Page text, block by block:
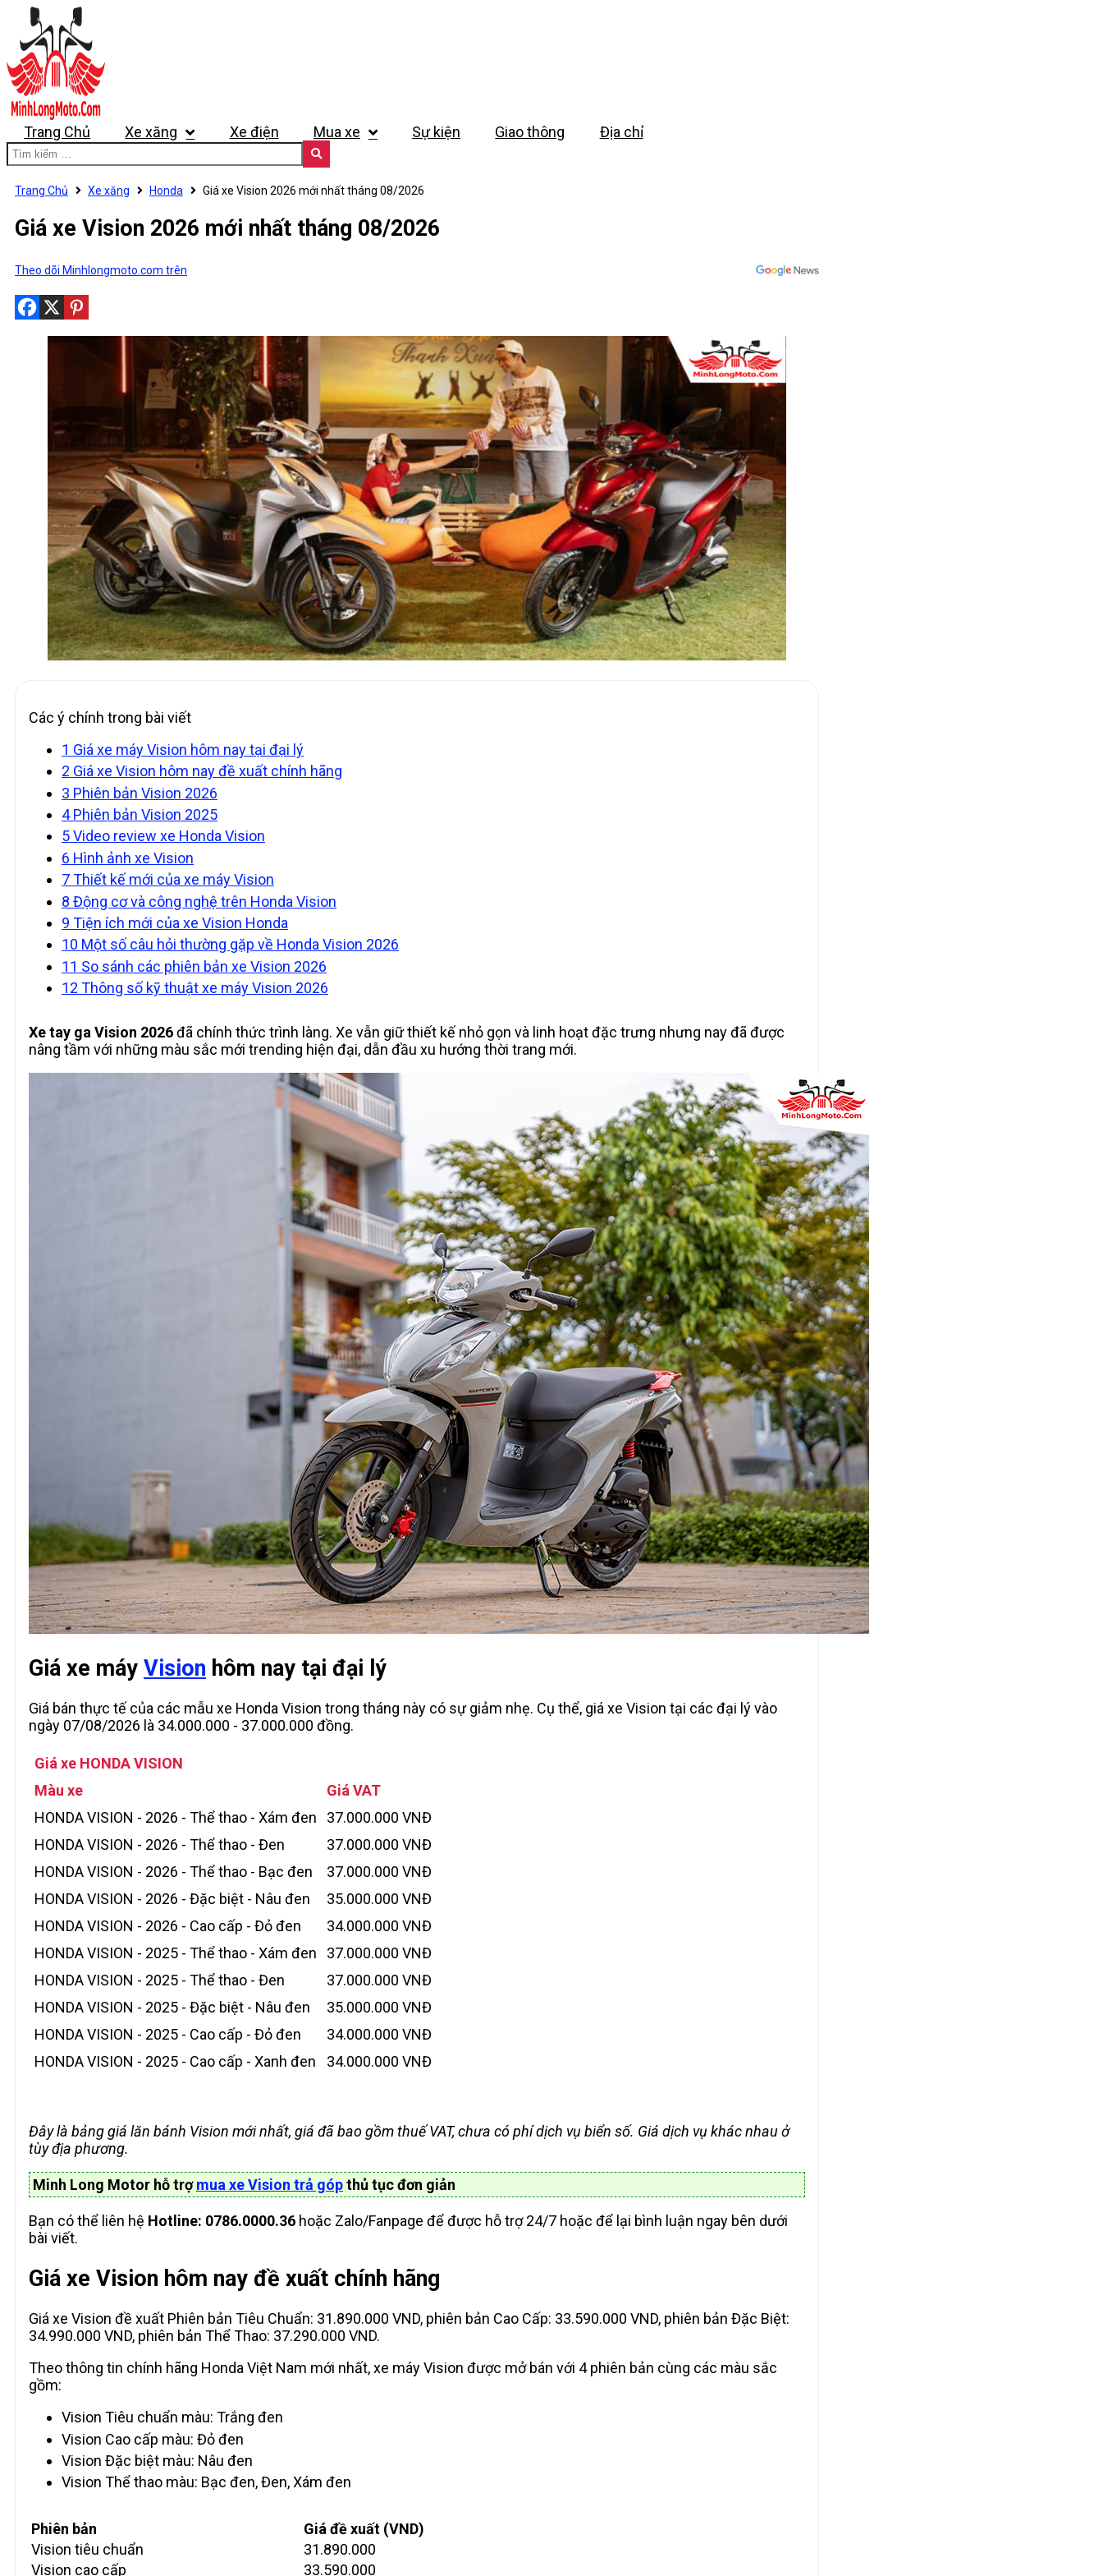
Trang Chủ Xe xăng Xe điện Mua xe Sự kiện Giao thông Địa chỉ
Trang Chủ Xe xăng Honda Giá xe Vision 2026 mới nhất tháng 08/2026
Giá xe Vision 2026 mới nhất tháng 08/2026
Theo dõi Minhlongmoto.com trên
Các ý chính trong bài viết
1 Giá xe máy Vision hôm nay tại đại lý
2 Giá xe Vision hôm nay đề xuất chính hãng
3 Phiên bản Vision 2026
4Phiên bản Vision 2025
5Video review xe Honda Vision
6 Hình ảnh xe Vision
7Thiết kế mới của xe máy Vision
8 Động cơ và công nghệ trên Honda Vision
9 Tiện ích mới của xe Vision Honda
10 Một số câu hỏi thường gặp về Honda Vision 2026
11 So sánh các phiên bản xe Vision 2026
12 Thông số kỹ thuật xe máy Vision 2026
Xe tay ga Vision 2026đã chính thức trình làng. Xe vẫn giữ thiết kế nhỏ gọn và linh hoạt đặc trưng nhưng nay đã được
nâng tầm với những màu sắc mới trending hiện đại, dẫn đầu xu hướng thời trang mới.
Giá xe máy Vision hôm nay tại đại lý
Giá bán thực tế của các mẫu xe Honda Vision trong tháng này có sự giảm nhẹ. Cụ thể, giá xe Vision tại các đại lý vào
ngày 07/08/2026 là 34.000.000 - 37.000.000 đồng.
Giá xe HONDA VISION
Màu xe
Giá VAT
HONDA VISION - 2026 - Thể thao - Xám đen
37.000.000 VNĐ
HONDA VISION - 2026 - Thể thao - Đen
37.000.000 VNĐ
HONDA VISION - 2026 - Thể thao - Bạc đen
37.000.000 VNĐ
HONDA VISION - 2026 - Đặc biệt - Nâu đen
35.000.000 VNĐ
HONDA VISION - 2026 - Cao cấp - Đỏ đen
34.000.000 VNĐ
HONDA VISION - 2025 - Thể thao - Xám đen
37.000.000 VNĐ
HONDA VISION - 2025 - Thể thao - Đen
37.000.000 VNĐ
HONDA VISION - 2025 - Đặc biệt - Nâu đen
35.000.000 VNĐ
HONDA VISION - 2025 - Cao cấp - Đỏ đen
34.000.000 VNĐ
HONDA VISION - 2025 - Cao cấp - Xanh đen
34.000.000 VNĐ
Đây là bảng giá lăn bánh Vision mới nhất, giá đã bao gồm thuế VAT, chưa có phí dịch vụ biển số. Giá dịch vụ khác nhau ở
tùy địa phương.
Minh Long Motor hỗ trợmua xe Vision trả gópthủ tục đơn giản
Bạn có thể liên hệ Hotline: 0786.0000.36 hoặc Zalo/Fanpage để được hỗ trợ 24/7 hoặc để lại bình luận ngay bên dưới
bài viết.
Giá xe Vision hôm nay đề xuất chính hãng
Giá xe Vision đề xuất Phiên bản Tiêu Chuẩn: 31.890.000 VND, phiên bản Cao Cấp: 33.590.000 VND, phiên bản Đặc Biệt:
34.990.000 VND, phiên bản Thể Thao: 37.290.000 VND.
Theo thông tin chính hãng Honda Việt Nam mới nhất, xe máy Vision được mở bán với 4 phiên bản cùng các màu sắc
gồm:
Vision Tiêu chuẩn màu: Trắng đen
Vision Cao cấp màu: Đỏ đen
Vision Đặc biệt màu: Nâu đen
Vision Thể thao màu: Bạc đen, Đen, Xám đen
Phiên bản
Giá đề xuất (VND)
Vision tiêu chuẩn
31.890.000
Vision cao cấp
33.590.000